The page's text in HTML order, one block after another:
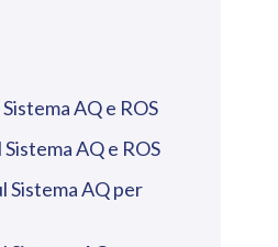
AQ e ROS
AQ e ROS
Sistema AQ per